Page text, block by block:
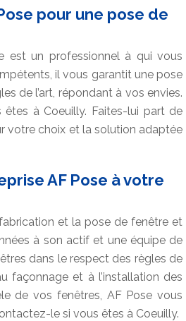
pour une pose de
est un professionnel à qui vous
il vous garantit une pose
de l’art, répondant à vos envies.
à Coeuilly. Faites-lui part de
votre choix et la solution adaptée
AF Pose à votre
et la pose de fenêtre et
à son actif et une équipe de
dans le respect des règles de
façonnage et à l’installation des
de vos fenêtres, AF Pose vous
le si vous êtes à Coeuilly.